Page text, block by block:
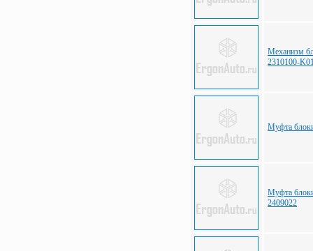
Механизм
2310100-
Муфта
Муфта
2409022